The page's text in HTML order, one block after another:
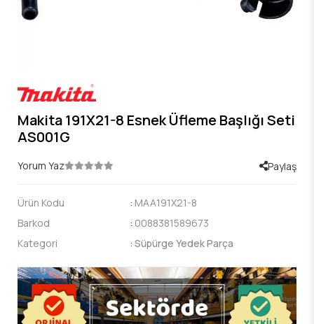
Makita 191X21-8 Esnek Üfleme Başlığı Seti
AS001G
Yorum Yaz Paylaş
Ürün Kodu : MAA191X21-8
Barkod
: 0088381589673
Kategori
: Süpürge Yedek Parça